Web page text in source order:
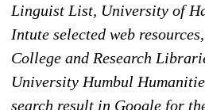
Linguist List, University of
Intute selected web
College and Research
University Humbul
search result in Google for